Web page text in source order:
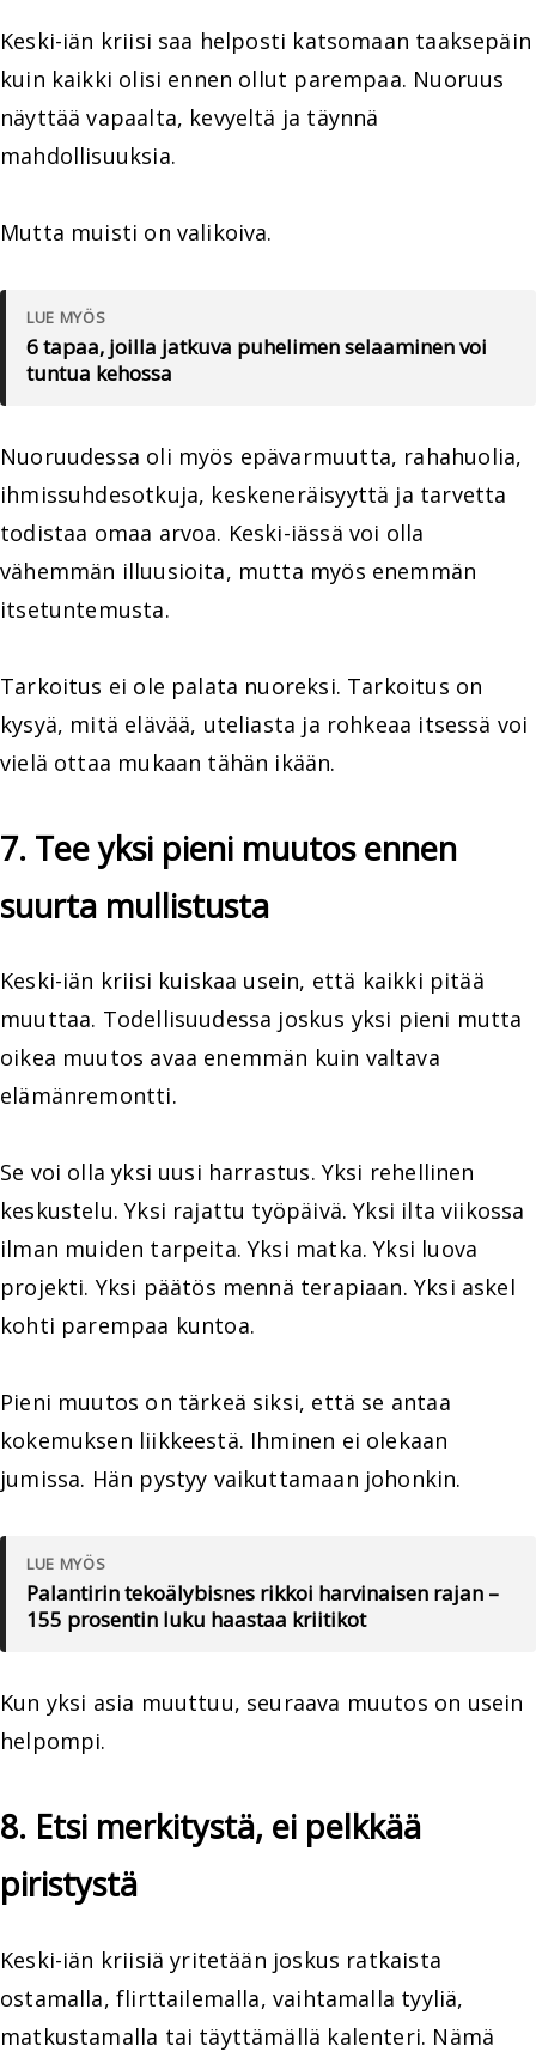
Keski-iän kriisi saa helposti katsomaan taaksepäin
kuin kaikki olisi ennen ollut parempaa. Nuoruus
näyttää vapaalta, kevyeltä ja täynnä
mahdollisuuksia.
Mutta muisti on valikoiva.
LUE MYÖS
6 tapaa, joilla jatkuva puhelimen selaaminen voi
tuntua kehossa
Nuoruudessa oli myös epävarmuutta, rahahuolia,
ihmissuhdesotkuja, keskeneräisyyttä ja tarvetta
todistaa omaa arvoa. Keski-iässä voi olla
vähemmän illuusioita, mutta myös enemmän
itsetuntemusta.
Tarkoitus ei ole palata nuoreksi. Tarkoitus on
kysyä, mitä elävää, uteliasta ja rohkeaa itsessä voi
vielä ottaa mukaan tähän ikään.
7. Tee yksi pieni muutos ennen
suurta mullistusta
Keski-iän kriisi kuiskaa usein, että kaikki pitää
muuttaa. Todellisuudessa joskus yksi pieni mutta
oikea muutos avaa enemmän kuin valtava
elämänremontti.
Se voi olla yksi uusi harrastus. Yksi rehellinen
keskustelu. Yksi rajattu työpäivä. Yksi ilta viikossa
ilman muiden tarpeita. Yksi matka. Yksi luova
projekti. Yksi päätös mennä terapiaan. Yksi askel
kohti parempaa kuntoa.
Pieni muutos on tärkeä siksi, että se antaa
kokemuksen liikkeestä. Ihminen ei olekaan
jumissa. Hän pystyy vaikuttamaan johonkin.
LUE MYÖS
Palantirin tekoälybisnes rikkoi harvinaisen rajan –
155 prosentin luku haastaa kriitikot
Kun yksi asia muuttuu, seuraava muutos on usein
helpompi.
8. Etsi merkitystä, ei pelkkää
piristystä
Keski-iän kriisiä yritetään joskus ratkaista
ostamalla, flirttailemalla, vaihtamalla tyyliä,
matkustamalla tai täyttämällä kalenteri. Nämä